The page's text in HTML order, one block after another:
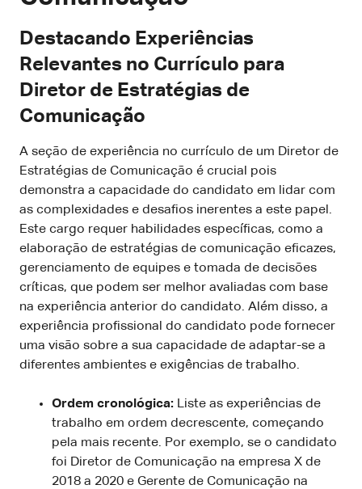
Destacando Experiências
Relevantes no Currículo para
Diretor de Estratégias de
Comunicação
A seção de experiência no currículo de um Diretor de
Estratégias de Comunicação é crucial pois
demonstra a capacidade do candidato em lidar com
as complexidades e desafios inerentes a este papel.
Este cargo requer habilidades específicas, como a
elaboração de estratégias de comunicação eficazes,
gerenciamento de equipes e tomada de decisões
críticas, que podem ser melhor avaliadas com base
na experiência anterior do candidato. Além disso, a
experiência profissional do candidato pode fornecer
uma visão sobre a sua capacidade de adaptar-se a
diferentes ambientes e exigências de trabalho.
Ordem cronológica: Liste as experiências de
trabalho em ordem decrescente, começando
pela mais recente. Por exemplo, se o candidato
foi Diretor de Comunicação na empresa X de
2018 a 2020 e Gerente de Comunicação na